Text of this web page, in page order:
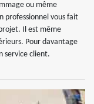
ou même
professionnel vous fait
Il est même
Pour davantage
service client.